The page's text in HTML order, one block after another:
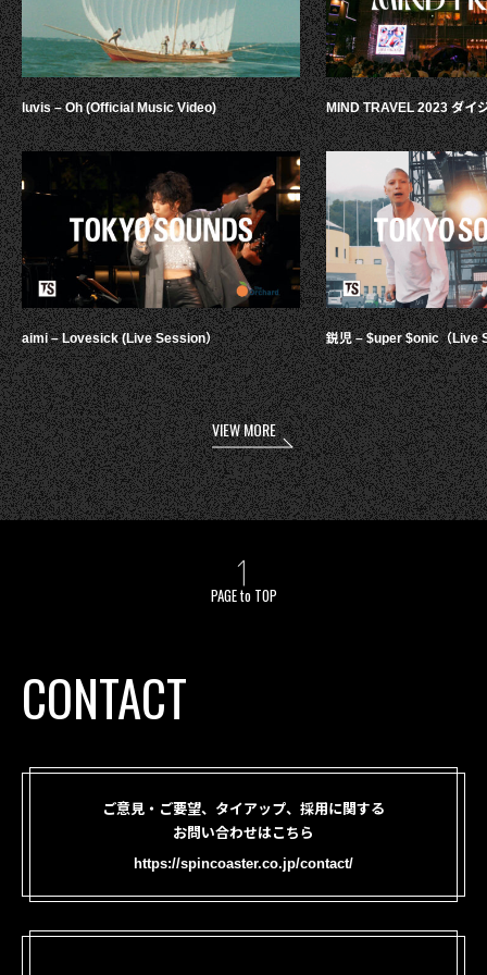
luvis – Oh (Official Music Video)
aimi – Lovesick (Live Session）
MIND TRAVEL 2023 ダイ
鋭児 – $uper $onic（Live
VIEW MORE
PAGE to TOP
CONTACT
ご意見・ご要望、タイアップ、採用に関する
お問い合わせはこちら
https://spincoaster.co.jp/contact/